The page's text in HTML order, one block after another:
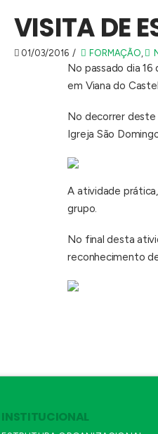
VISITA DE
01/03/2016 FORMAÇÃO
No passado dia
em Viana do
No decorrer deste
Igreja São
A atividade
grupo.
No final desta
reconhecimento
INSTITUCIONAL